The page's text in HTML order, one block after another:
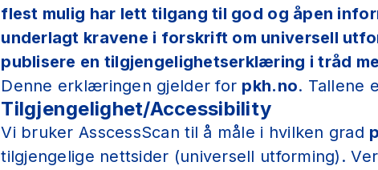
flest mulig har lett tilgang til god og åpen
underlagt kravene i forskrift om universell
publisere en tilgjengelighetserklæring i tråd
Denne erklæringen gjelder for pkh.no. Tallene
Tilgjengelighet/Accessibility
Vi bruker AsscessScan til å måle i hvilken grad
tilgjengelige nettsider (universell utforming).